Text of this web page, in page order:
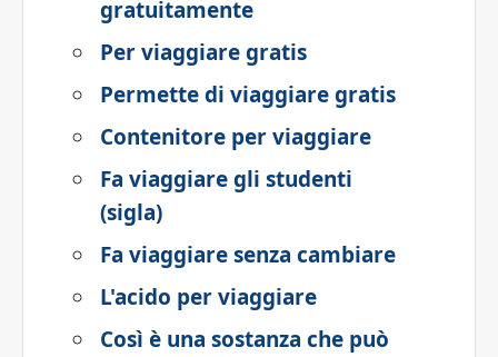
gratuitamente
Per viaggiare gratis
Permette di viaggiare gratis
Contenitore per viaggiare
Fa viaggiare gli studenti
(sigla)
Fa viaggiare senza cambiare
L'acido per viaggiare
Così è una sostanza che può